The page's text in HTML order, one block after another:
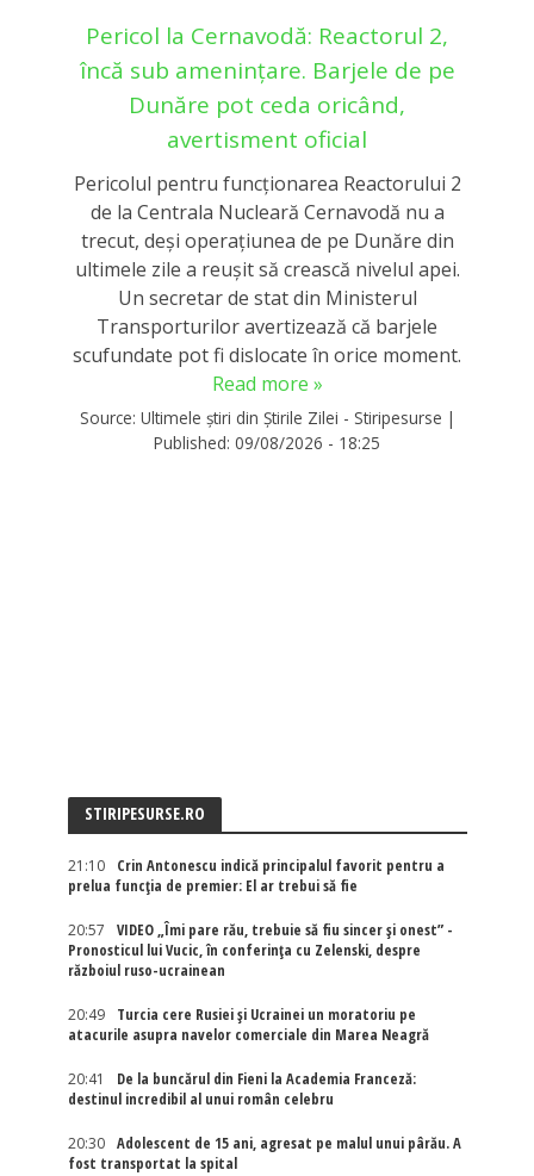
Pericol la Cernavodă: Reactorul 2,
încă sub amenințare. Barjele de pe
Dunăre pot ceda oricând,
avertisment oficial
Pericolul pentru funcționarea Reactorului 2
de la Centrala Nucleară Cernavodă nu a
trecut, deși operațiunea de pe Dunăre din
ultimele zile a reușit să crească nivelul apei.
Un secretar de stat din Ministerul
Transporturilor avertizează că barjele
scufundate pot fi dislocate în orice moment.
Read more »
Source: Ultimele știri din Știrile Zilei - Stiripesurse |
Published: 09/08/2026 - 18:25
STIRIPESURSE.RO
21:10
Crin Antonescu indică principalul favorit pentru a
prelua funcția de premier: El ar trebui să fie
20:57
VIDEO „Îmi pare rău, trebuie să fiu sincer și onest” -
Pronosticul lui Vucic, în conferința cu Zelenski, despre
războiul ruso-ucrainean
20:49
Turcia cere Rusiei și Ucrainei un moratoriu pe
atacurile asupra navelor comerciale din Marea Neagră
20:41
De la buncărul din Fieni la Academia Franceză:
destinul incredibil al unui român celebru
20:30
Adolescent de 15 ani, agresat pe malul unui pârău. A
fost transportat la spital